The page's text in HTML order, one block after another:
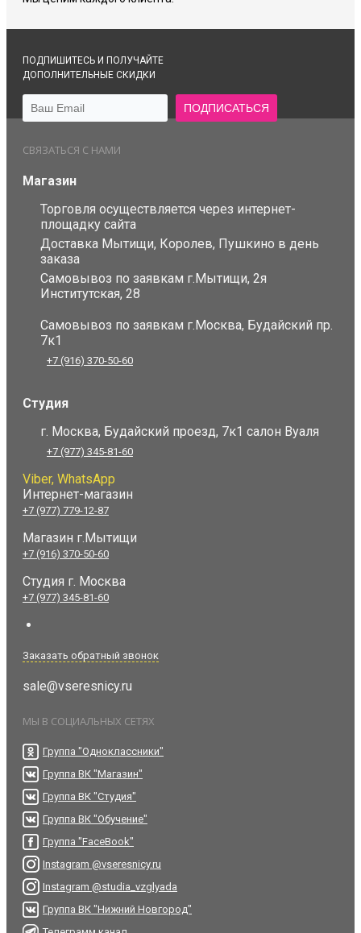
ПОДПИШИТЕСЬ И ПОЛУЧАЙТЕ
ДОПОЛНИТЕЛЬНЫЕ СКИДКИ
СВЯЗАТЬСЯ С НАМИ
Магазин
Торговля осуществляется через интернет-
площадку сайта
Доставка Мытищи, Королев, Пушкино в день
заказа
Самовывоз по заявкам г.Мытищи, 2я
Институтская, 28
Самовывоз по заявкам г.Москва, Будайский пр.
7к1
+7 (916) 370-50-60
Студия
г. Москва, Будайский проезд, 7к1 салон Вуаля
+7 (977) 345-81-60
Viber, WhatsApp
Интернет-магазин
+7 (977) 779-12-87
Магазин г.Мытищи
+7 (916) 370-50-60
Студия г. Москва
+7 (977) 345-81-60
Заказать обратный звонок
sale@vseresnicy.ru
МЫ В СОЦИАЛЬНЫХ СЕТЯХ
Группа "Одноклассники"
Группа ВК "Магазин"
Группа ВК "Студия"
Группа ВК "Обучение"
Группа "FaceBook"
Instagram @vseresnicy.ru
Instagram @studia_vzglyada
Группа ВК "Нижний Новгород"